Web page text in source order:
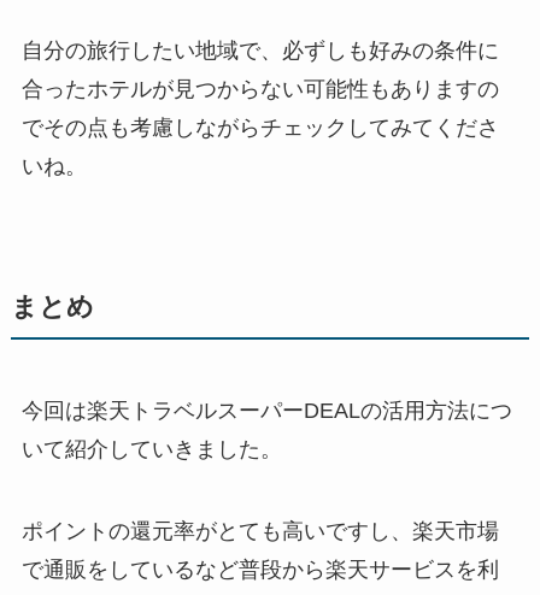
自分の旅行したい地域で、必ずしも好みの条件に
合ったホテルが見つからない可能性もありますの
でその点も考慮しながらチェックしてみてくださ
いね。
まとめ
今回は楽天トラベルスーパーDEALの活用方法につ
いて紹介していきました。
ポイントの還元率がとても高いですし、楽天市場
で通販をしているなど普段から楽天サービスを利